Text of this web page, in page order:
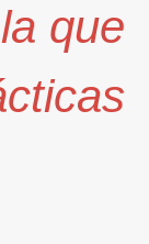
que